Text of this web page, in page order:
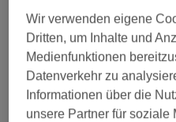
Wir verwenden eigene
Dritten, um Inhalte und
Medienfunktionen
Datenverkehr zu
Informationen über die
unsere Partner für soziale